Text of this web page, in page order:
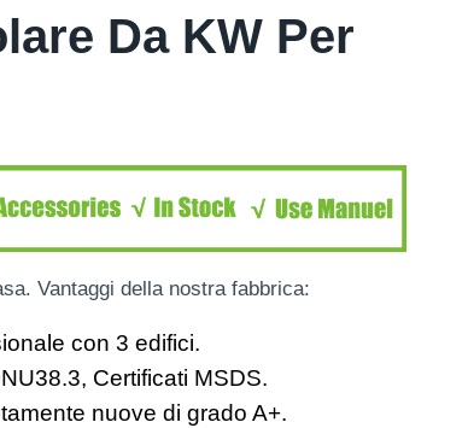
Da KW Per
Vantaggi della nostra fabbrica:
con 3 edifici.
Certificati MSDS.
nuove di grado A+.